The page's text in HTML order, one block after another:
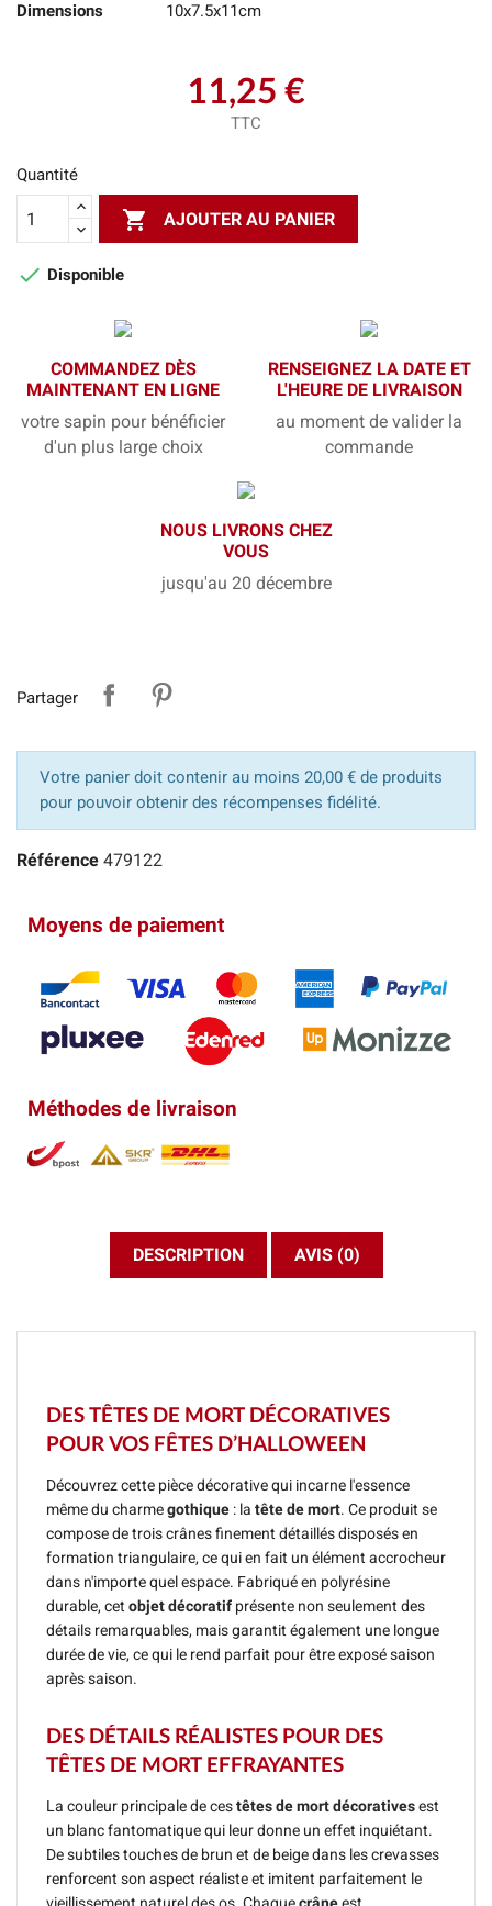
Dimensions 10x7.5x11cm
11,25 €
TTC
Quantité
 AJOUTER AU PANIER
 Disponible
COMMANDEZ DÈS
MAINTENANT EN LIGNE
votre sapin pour bénéficier
d'un plus large choix
RENSEIGNEZ LA DATE ET
L'HEURE DE LIVRAISON
au moment de valider la
commande
NOUS LIVRONS CHEZ
VOUS
jusqu'au 20 décembre
Partager
Votre panier doit contenir au moins 20,00 € de produits
pour pouvoir obtenir des récompenses fidélité.
Référence 479122
Moyens de paiement
Méthodes de livraison
DESCRIPTION AVIS (0)
DES TÊTES DE MORT DÉCORATIVES
POUR VOS FÊTES D’HALLOWEEN
Découvrez cette pièce décorative qui incarne l'essence
même du charmegothique : la tête de mort. Ce produit se
compose de trois crânes finement détaillés disposés en
formation triangulaire, ce qui en fait un élément accrocheur
dans n'importe quel espace. Fabriqué en polyrésine
durable, cet objet décoratif présente non seulement des
détails remarquables, mais garantit également une longue
durée de vie, ce qui le rend parfait pour être exposé saison
après saison.
DES DÉTAILS RÉALISTES POUR DES
TÊTES DE MORT EFFRAYANTES
La couleur principale de cestêtes de mort décorativesest
un blanc fantomatique qui leur donne un effet inquiétant.
De subtiles touches de brun et de beige dans les crevasses
renforcent son aspect réaliste et imitent parfaitement le